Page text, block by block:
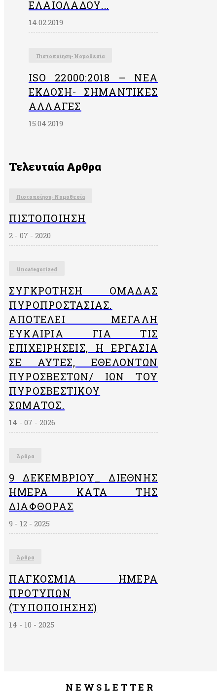
ΕΛΑΙΟΛΆΔΟΥ...
14.02.2019
Πιστοποίηση- Νομοθεσία
ISO 22000:2018 – ΝΈΑ
ΈΚΔΟΣΗ- ΣΗΜΑΝΤΙΚΈΣ
ΑΛΛΑΓΈΣ
15.04.2019
Τελευταία Αρθρα
Πιστοποίηση- Νομοθεσία
ΠΙΣΤΟΠΟΊΗΣΗ
2 - 07 - 2020
Uncategorized
ΣΥΓΚΡΌΤΗΣΗ ΟΜΆΔΑΣ
ΠΥΡΟΠΡΟΣΤΑΣΊΑΣ.
ΑΠΟΤΕΛΕΊ ΜΕΓΆΛΗ
ΕΥΚΑΙΡΊΑ ΓΙΑ ΤΙΣ
ΕΠΙΧΕΙΡΉΣΕΙΣ, Η ΕΡΓΑΣΊΑ
ΣΕ ΑΥΤΈΣ, ΕΘΕΛΟΝΤΏΝ
ΠΥΡΟΣΒΕΣΤΏΝ/ ΙΏΝ ΤΟΥ
ΠΥΡΟΣΒΕΣΤΙΚΟΎ
ΣΏΜΑΤΟΣ.
14 - 07 - 2026
Άρθρα
9 ΔΕΚΕΜΒΡΙΟΥ_ ΔΙΕΘΝΗΣ
ΗΜΕΡΑ ΚΑΤΑ ΤΗΣ
ΔΙΑΦΘΟΡΑΣ
9 - 12 - 2025
Άρθρα
ΠΑΓΚΌΣΜΙΑ ΗΜΈΡΑ
ΠΡΟΤΎΠΩΝ
(ΤΥΠΟΠΟΊΗΣΗΣ)
14 - 10 - 2025
NEWSLETTER